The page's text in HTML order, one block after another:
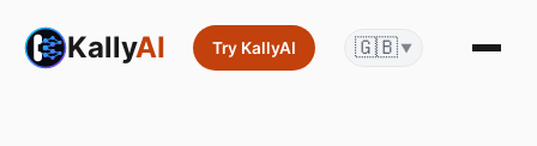
KallyAI Try KallyAI 🇬🇧 ▼